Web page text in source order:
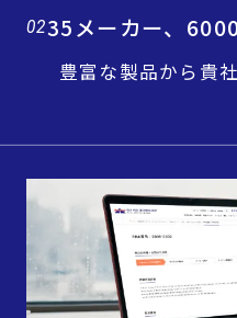
0235メーカー、
豊富な製品から貴